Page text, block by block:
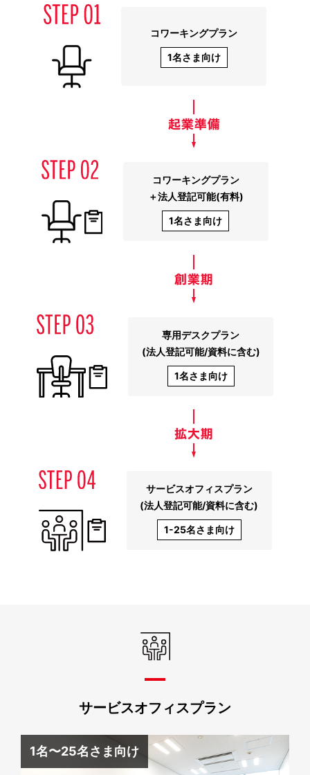
コワーキングプラン
1名さま向け
コワーキングプラン
＋法人登記可能(有料)
1名さま向け
専用デスクプラン
(法人登記可能/資料に含む)
1名さま向け
サービスオフィスプラン
(法人登記可能/資料に含む)
1-25名さま向け
サービスオフィスプラン
1名〜25名さま向け